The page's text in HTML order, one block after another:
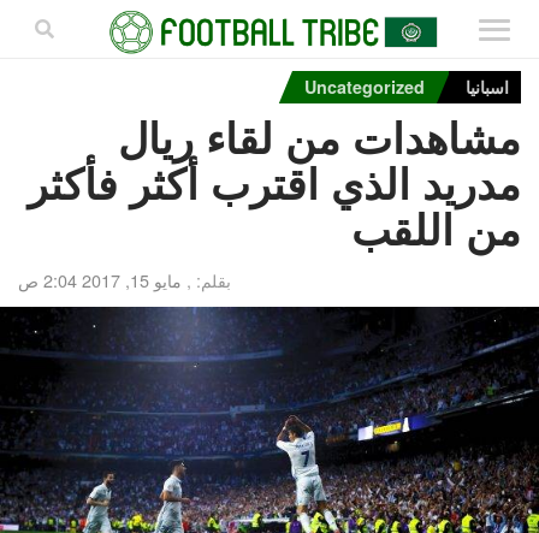
اسبانيا Uncategorized
مشاهدات من لقاء ريال
مدريد الذي اقترب أكثر فأكثر
من اللقب
بقلم: , مايو 15, 2017 2:04 ص